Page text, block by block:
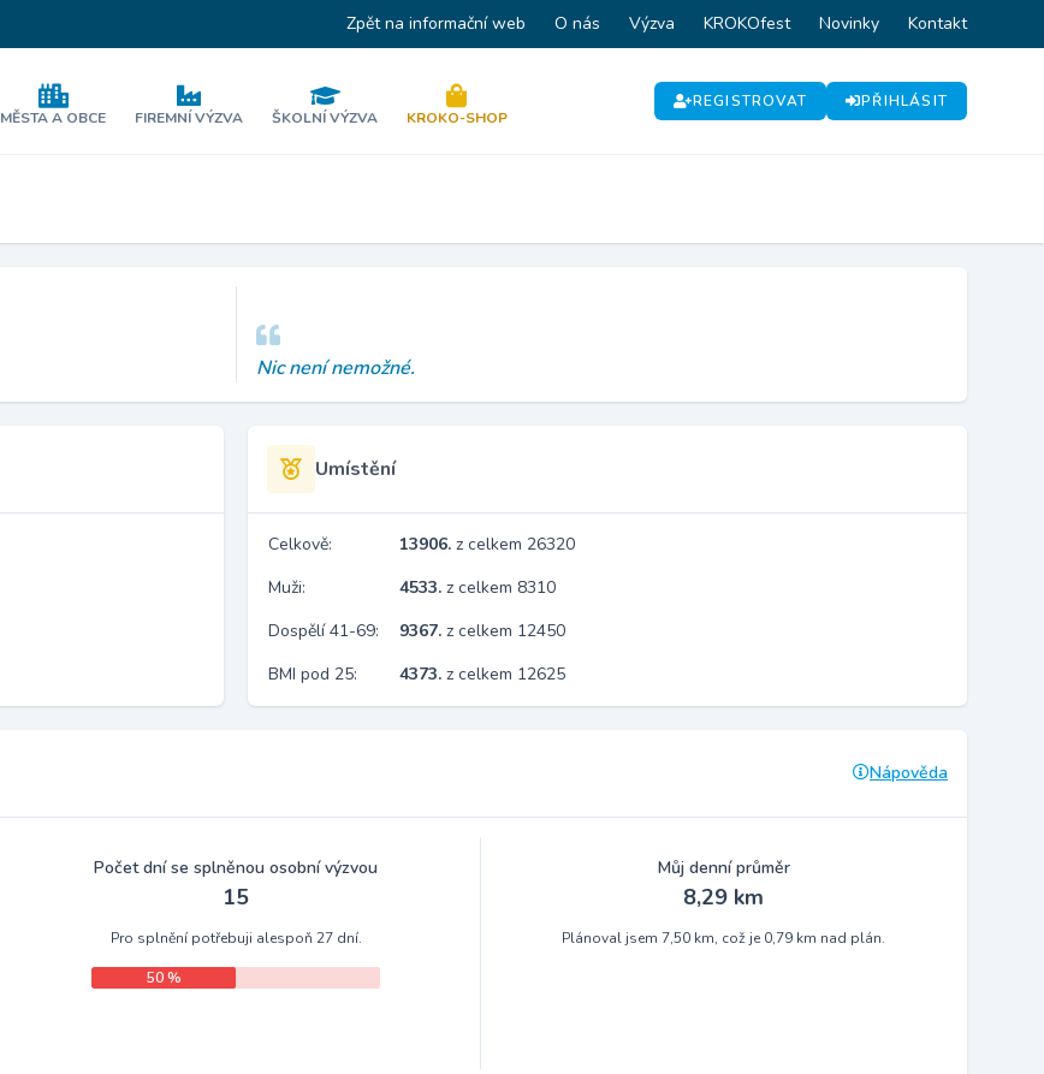
Zpět na informační web O nás Výzva KROKOfest Novinky Kontakt
MĚSTA A OBCE FIREMNÍ VÝZVA ŠKOLNÍ VÝZVA KROKO-SHOP
REGISTROVAT PŘIHLÁSIT
Nic není nemožné.
Umístění
Celkově: 13906. z celkem 26320
Muži:
4533. z celkem 8310
Dospělí 41-69:
9367. z celkem 12450
BMI pod 25:
4373. z celkem 12625
Nápověda
Počet dní se splněnou osobní výzvou
15
Pro splnění potřebuji alespoň 27 dní.
50 %
Můj denní průměr
8,29 km
Plánoval jsem 7,50 km, což je 0,79 km nad plán.